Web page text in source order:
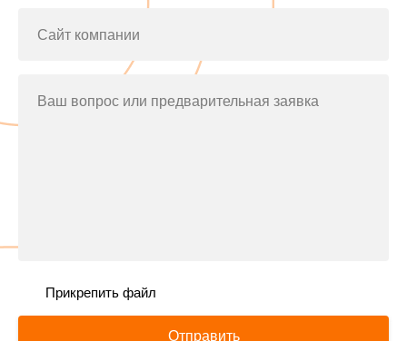
Сайт компании
Ваш вопрос или предварительная заявка
Прикрепить файл
Отправить